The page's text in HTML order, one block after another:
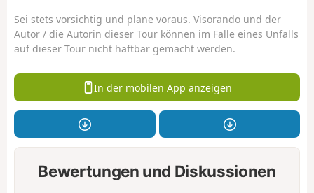
Sei stets vorsichtig und plane voraus. Visorando und der
Autor / die Autorin dieser Tour können im Falle eines Unfalls
auf dieser Tour nicht haftbar gemacht werden.
In der mobilen App anzeigen
Bewertungen und Diskussionen